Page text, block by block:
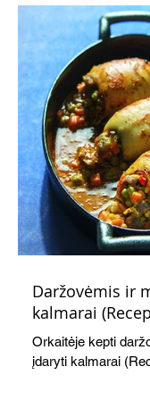
Daržovėmis ir
kalmarai
Orkaitėje kepti
įdaryti kalmarai